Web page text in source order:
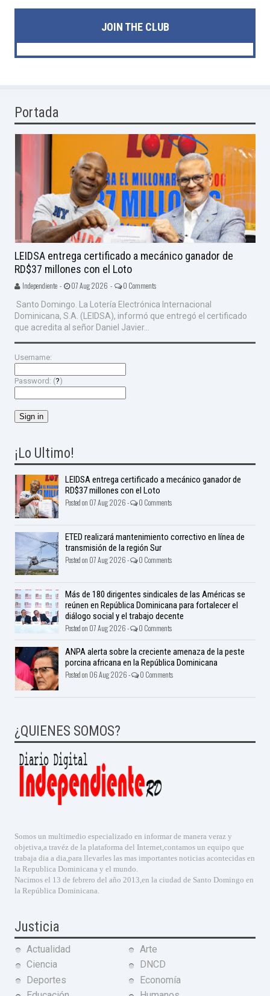
JOIN THE CLUB
Portada
LEIDSA entrega certificado a mecánico ganador de
RD$37 millones con el Loto
Independiente - 07 Aug 2026 - 0 Comments
Santo Domingo. La Lotería Electrónica Internacional
Dominicana, S.A. (LEIDSA), informó que entregó el certificado
que acredita al señor Daniel Javier...
Username:
Password: (?)
¡Lo Ultimo!
LEIDSA entrega certificado a mecánico ganador de
RD$37 millones con el Loto
Posted on 07 Aug 2026 - 0 Comments
ETED realizará mantenimiento correctivo en línea de
transmisión de la región Sur
Posted on 07 Aug 2026 - 0 Comments
Más de 180 dirigentes sindicales de las Américas se
reúnen en República Dominicana para fortalecer el
diálogo social y el trabajo decente
Posted on 07 Aug 2026 - 0 Comments
ANPA alerta sobre la creciente amenaza de la peste
porcina africana en la República Dominicana
Posted on 06 Aug 2026 - 0 Comments
¿QUIENES SOMOS?
Somos un multimedio especializado en informar de manera veraz y
objetiva,a travéz de la plataforma del Internet,contamos un equipo que
trabaja dia a dia,para llevarles las mas importantes noticias acontecidas en
la Republica Dominicana y el mundo.
Nacimos el 13 de febrero del año 2013,en la ciudad de Santo Domingo en
la República Dominicana.
Justicia
Actualidad
Arte
Ciencia
DNCD
Deportes
Economía